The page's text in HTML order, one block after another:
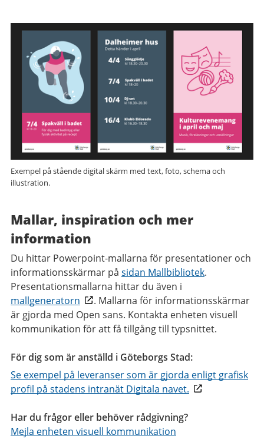
Exempel på stående digital skärm med text, foto, schema och
illustration.
Mallar, inspiration och mer
information
Du hittar Powerpoint-mallarna för presentationer och
informationsskärmar på sidan Mallbibliotek.
Presentationsmallarna hittar du även i
mallgeneratorn
. Mallarna för informationsskärmar
är gjorda med Open sans. Kontakta enheten visuell
kommunikation för att få tillgång till typsnittet.
För dig som är anställd i Göteborgs Stad:
Se exempel på leveranser som är gjorda enligt grafisk
profil på stadens intranät Digitala navet.
Har du frågor eller behöver rådgivning?
Mejla enheten visuell kommunikation